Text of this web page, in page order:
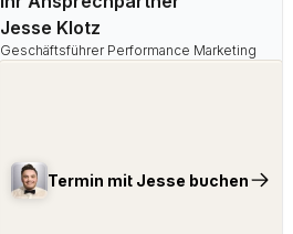
Jesse Klotz
Geschäftsführer Performance Marketing
Termin mit Jesse buchen